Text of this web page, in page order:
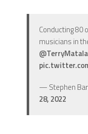
Conducting 80
musicians in
— Stephen
28, 2022